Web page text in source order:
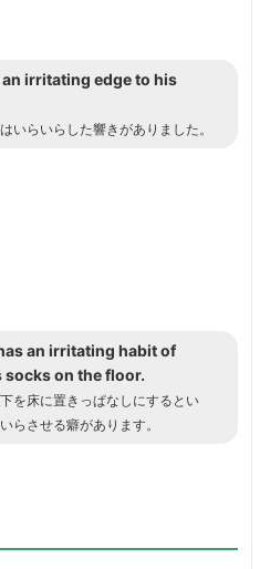
irritating edge to his
いらいらした響きがありました。
an irritating habit of
socks on the floor.
を床に置きっぱなしにするとい
らさせる癖があります。